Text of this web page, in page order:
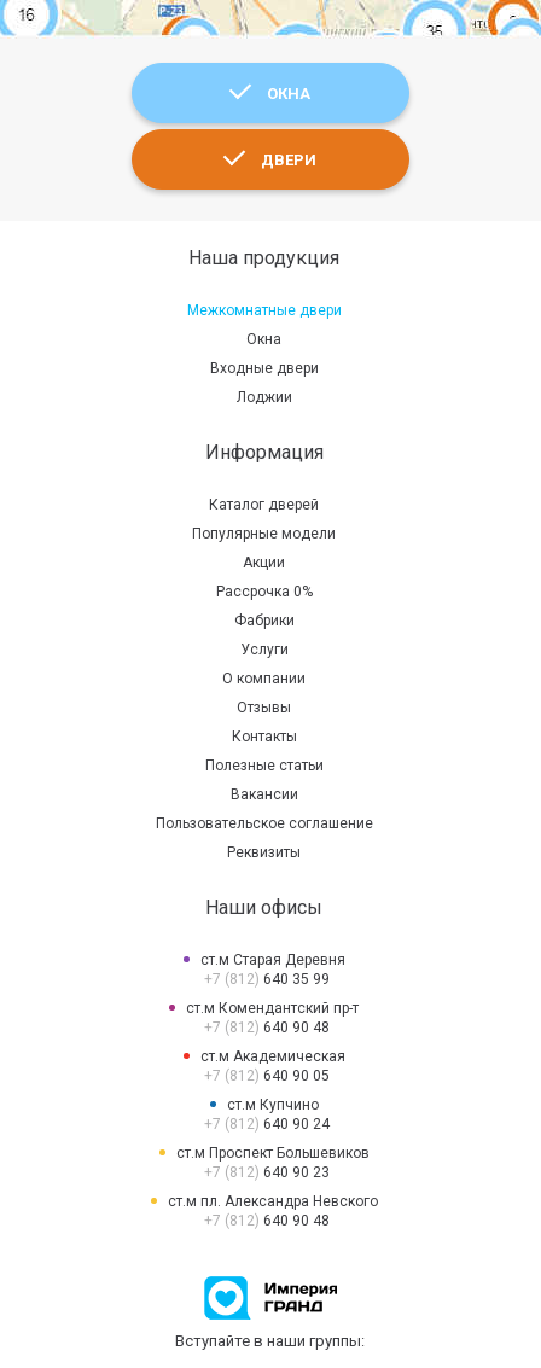
ОКНА
ДВЕРИ
Наша продукция
Межкомнатные двери
Окна
Входные двери
Лоджии
Информация
Каталог дверей
Популярные модели
Акции
Рассрочка 0%
Фабрики
Услуги
О компании
Отзывы
Контакты
Полезные статьи
Вакансии
Пользовательское соглашение
Реквизиты
Наши офисы
ст.м Старая Деревня
+7 (812) 640 35 99
ст.м Комендантский пр-т
+7 (812) 640 90 48
ст.м Академическая
+7 (812) 640 90 05
ст.м Купчино
+7 (812) 640 90 24
ст.м Проспект Большевиков
+7 (812) 640 90 23
ст.м пл. Александра Невского
+7 (812) 640 90 48
Вступайте в наши группы: